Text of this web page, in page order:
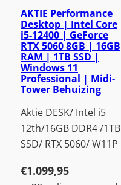
AKTIE Performance
Desktop | Intel Core
i5-12400 | GeForce
RTX 5060 8GB | 16GB
RAM | 1TB SSD |
Windows 11
Professional | Midi-
Tower Behuizing
Aktie DESK/ Intel i5
12th/16GB DDR4 /1TB
SSD/ RTX 5060/ W11P
€1.099,95